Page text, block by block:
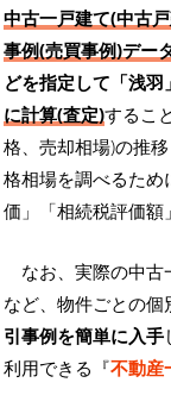
中古一戸建て(中古
事例(売買事例)デー
どを指定して「浅羽
に計算(査定)するこ
格、売却相場)の推
格相場を調べるため
価」「相続税評価額
なお、実際の中
など、物件ごとの個
引事例を簡単に入手
利用できる『不動産